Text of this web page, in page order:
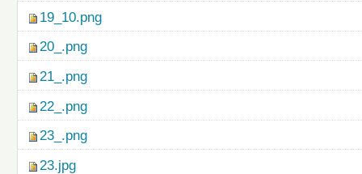
19_10.png
20_.png
21_.png
22_.png
23_.png
23.jpg